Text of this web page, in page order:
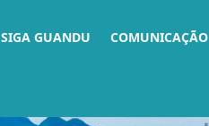
SIGA GUANDU
COMUNICAÇÃO